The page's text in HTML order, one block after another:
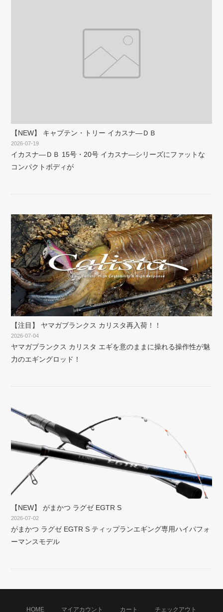
【NEW】 キャプテン・トリー イカスナ―ＤＢ
2026-07-19
イカスナ―ＤＢ 15号・20号 イカスナ―シリーズにファットな
コンパクトボディが
【注目】 ヤマガブランクス カリスタ再入荷！！
2026-07-04
ヤマガブランクス カリスタ エギを意のままに操れる操作性が魅
力のエギングロッド！
【NEW】 がまかつ ラグゼ EGTR S
2026-07-02
がまかつ ラグゼ EGTR S ティップランエギング専用ハイパフォ
ーマンスモデル
HOME マイアカウント カート チェックアウト